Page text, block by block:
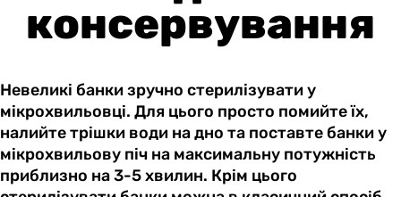
консервування
Невеликі банки зручно стерилізувати у
мікрохвильовці. Для цього просто помийте їх,
налийте трішки води на дно та поставте банки у
мікрохвильову піч на максимальну потужність
приблизно на 3-5 хвилин. Крім цього